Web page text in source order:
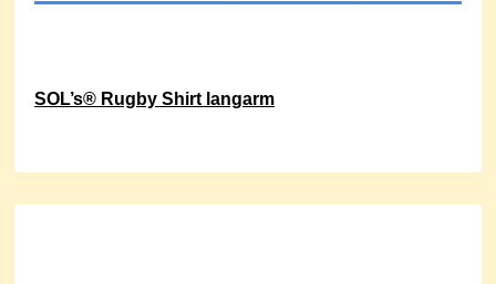
SOL’s® Rugby Shirt langarm